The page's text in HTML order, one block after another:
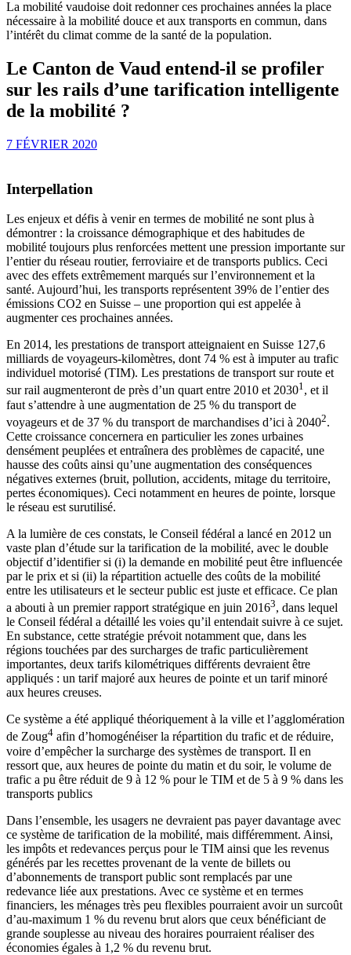
La mobilité vaudoise doit redonner ces prochaines années la place
nécessaire à la mobilité douce et aux transports en commun, dans
l’intérêt du climat comme de la santé de la population.
Le Canton de Vaud entend-il se profiler
sur les rails d’une tarification intelligente
de la mobilité ?
7 FÉVRIER 2020
Interpellation
Les enjeux et défis à venir en termes de mobilité ne sont plus à
démontrer : la croissance démographique et des habitudes de
mobilité toujours plus renforcées mettent une pression importante sur
l’entier du réseau routier, ferroviaire et de transports publics. Ceci
avec des effets extrêmement marqués sur l’environnement et la
santé. Aujourd’hui, les transports représentent 39% de l’entier des
émissions CO2 en Suisse – une proportion qui est appelée à
augmenter ces prochaines années.
En 2014, les prestations de transport atteignaient en Suisse 127,6
milliards de voyageurs-kilomètres, dont 74 % est à imputer au trafic
individuel motorisé (TIM). Les prestations de transport sur route et
sur rail augmenteront de près d’un quart entre 2010 et 20301, et il
faut s’attendre à une augmentation de 25 % du transport de
voyageurs et de 37 % du transport de marchandises d’ici à 20402.
Cette croissance concernera en particulier les zones urbaines
densément peuplées et entraînera des problèmes de capacité, une
hausse des coûts ainsi qu’une augmentation des conséquences
négatives externes (bruit, pollution, accidents, mitage du territoire,
pertes économiques). Ceci notamment en heures de pointe, lorsque
le réseau est surutilisé.
A la lumière de ces constats, le Conseil fédéral a lancé en 2012 un
vaste plan d’étude sur la tarification de la mobilité, avec le double
objectif d’identifier si (i) la demande en mobilité peut être influencée
par le prix et si (ii) la répartition actuelle des coûts de la mobilité
entre les utilisateurs et le secteur public est juste et efficace. Ce plan
a abouti à un premier rapport stratégique en juin 20163, dans lequel
le Conseil fédéral a détaillé les voies qu’il entendait suivre à ce sujet.
En substance, cette stratégie prévoit notamment que, dans les
régions touchées par des surcharges de trafic particulièrement
importantes, deux tarifs kilométriques différents devraient être
appliqués : un tarif majoré aux heures de pointe et un tarif minoré
aux heures creuses.
Ce système a été appliqué théoriquement à la ville et l’agglomération
de Zoug4 afin d’homogénéiser la répartition du trafic et de réduire,
voire d’empêcher la surcharge des systèmes de transport. Il en
ressort que, aux heures de pointe du matin et du soir, le volume de
trafic a pu être réduit de 9 à 12 % pour le TIM et de 5 à 9 % dans les
transports publics
Dans l’ensemble, les usagers ne devraient pas payer davantage avec
ce système de tarification de la mobilité, mais différemment. Ainsi,
les impôts et redevances perçus pour le TIM ainsi que les revenus
générés par les recettes provenant de la vente de billets ou
d’abonnements de transport public sont remplacés par une
redevance liée aux prestations. Avec ce système et en termes
financiers, les ménages très peu flexibles pourraient avoir un surcoût
d’au-maximum 1 % du revenu brut alors que ceux bénéficiant de
grande souplesse au niveau des horaires pourraient réaliser des
économies égales à 1,2 % du revenu brut.